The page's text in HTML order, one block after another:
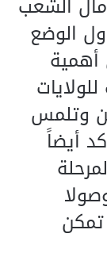
الشعب
الوضع
وتلمس
أيضاََ
تمكن